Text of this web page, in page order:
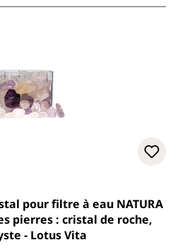
5 étoiles
pour filtre à eau NATURA
pierres : cristal de roche,
- Lotus Vita